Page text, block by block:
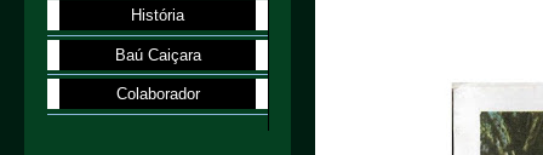
História
Baú Caiçara
Colaborador